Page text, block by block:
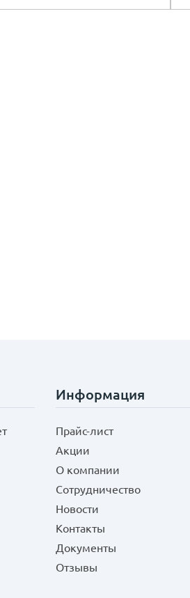
Информация
Прайс-лист
Акции
О компании
Сотрудничество
Новости
Контакты
Документы
Отзывы